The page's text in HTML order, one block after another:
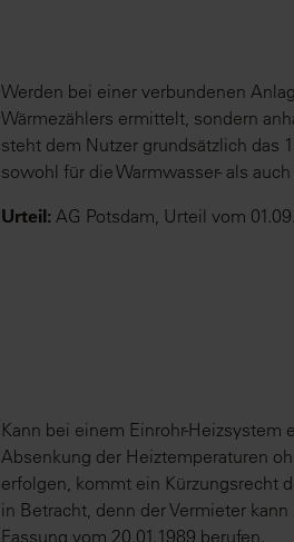
Werden bei einer verbundenen
Wärmezählers ermittelt, sondern
steht dem Nutzer grundsätzlich das
sowohl für die Warmwasser- als
Urteil: AG Potsdam, Urteil vom
Kann bei einem Einrohr-
Absenkung der Heiztemperaturen
erfolgen, kommt ein Kürzungsrecht
in Betracht, denn der Vermieter
Fassung vom 20.01.1989 berufen.